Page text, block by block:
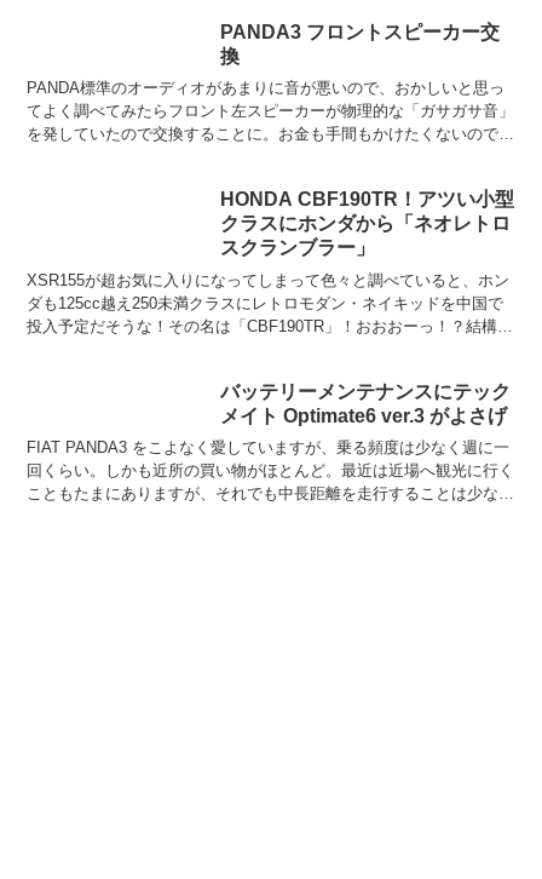
PANDA3 フロントスピーカー交
換
PANDA標準のオーディオがあまりに音が悪いので、おかしいと思っ
てよく調べてみたらフロント左スピーカーが物理的な「ガサガサ音」
を発していたので交換することに。お金も手間もかけたくないので、
HONDA CBF190TR！アツい小型
クラスにホンダから「ネオレトロ
スクランブラー」
XSR155が超お気に入りになってしまって色々と調べていると、ホン
ダも125cc越え250未満クラスにレトロモダン・ネイキッドを中国で
投入予定だそうな！その名は「CBF190TR」！おおおーっ！？結構イ
バッテリーメンテナンスにテック
メイト Optimate6 ver.3 がよさげ
FIAT PANDA3 をこよなく愛していますが、乗る頻度は少なく週に一
回くらい。しかも近所の買い物がほとんど。最近は近場へ観光に行く
こともたまにありますが、それでも中長距離を走行することは少な